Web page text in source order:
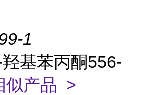
1
基苯丙酮556-
似产品 >